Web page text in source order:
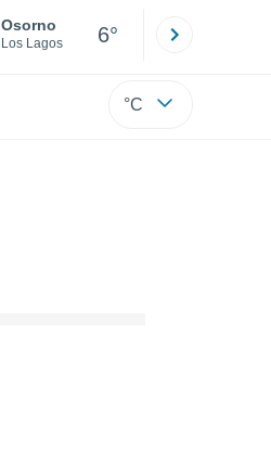
Osorno
Los Lagos 6°
°C